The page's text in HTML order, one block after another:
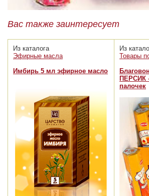
Вас также заинтересует
Из каталога
Эфирные масла
Имбирь 5 мл эфирное масло
Из
Товары
ПЕРСИК
палочек